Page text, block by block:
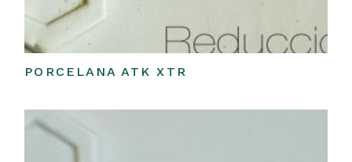
Leer más
PORCELANA ATK XTR